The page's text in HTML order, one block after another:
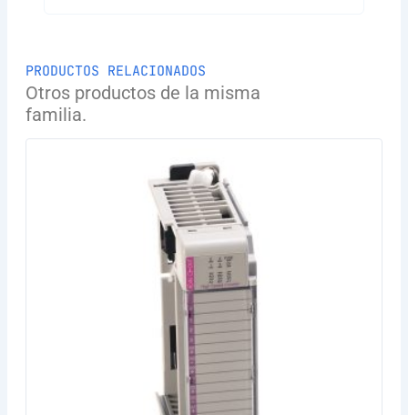
PRODUCTOS RELACIONADOS
Otros productos de la misma
familia.